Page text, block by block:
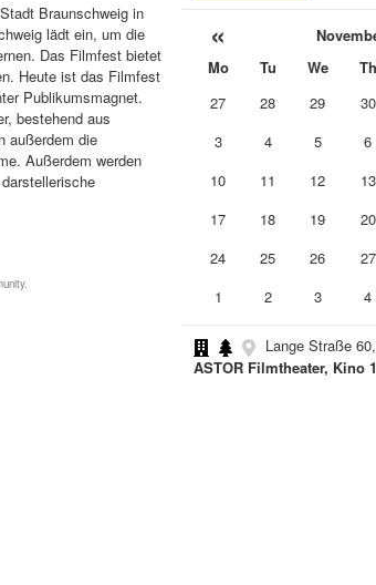
Braunschweig in
lädt ein, um die
Das Filmfest bietet
Heute ist das Filmfest
Publikumsmagnet.
bestehend aus
außerdem die
Außerdem werden
«
Mo Tu We Th
27
28 29 30
3
4 5 6
10
11 12 13
17
18 19 20
24
25 26 27
1
2 3 4
Lange Straße
ASTOR Filmtheater, Kino 1